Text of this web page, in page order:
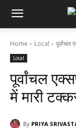
Home Local पूर्वांचल
Local
पूर्वांचल
में मारी
By PRIYA